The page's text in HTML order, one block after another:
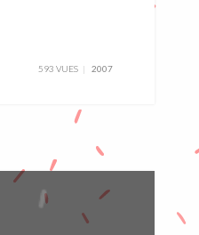
593 VUES 2007